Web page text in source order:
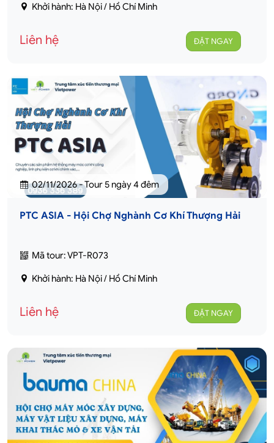
Khởi hành: Hà Nội / Hồ Chí Minh
Liên hệ ĐẶT NGAY
02/11/2026 - Tour 5 ngày 4 đêm
PTC ASIA - Hội Chợ Nghành Cơ Khí Thượng Hải
Mã tour: VPT-R073
Khởi hành: Hà Nội / Hồ Chí Minh
Liên hệ ĐẶT NGAY